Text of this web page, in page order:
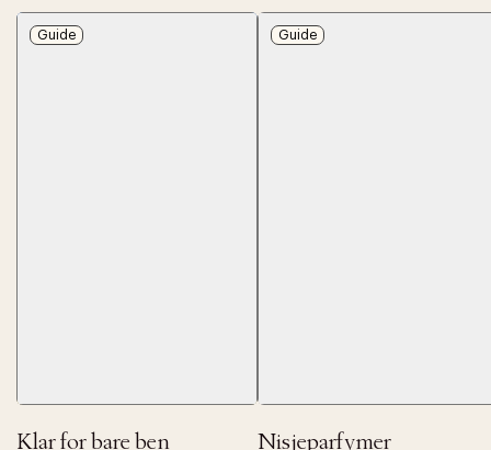
Guide
Klar for bare ben
Guide
Nisjeparfymer